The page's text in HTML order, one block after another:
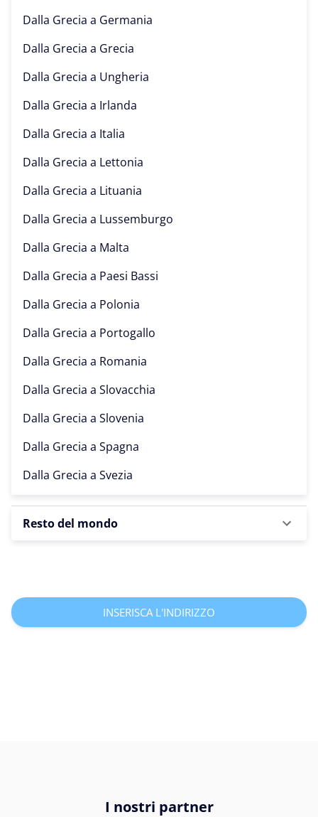
Dalla Grecia a Germania
Dalla Grecia a Grecia
Dalla Grecia a Ungheria
Dalla Grecia a Irlanda
Dalla Grecia a Italia
Dalla Grecia a Lettonia
Dalla Grecia a Lituania
Dalla Grecia a Lussemburgo
Dalla Grecia a Malta
Dalla Grecia a Paesi Bassi
Dalla Grecia a Polonia
Dalla Grecia a Portogallo
Dalla Grecia a Romania
Dalla Grecia a Slovacchia
Dalla Grecia a Slovenia
Dalla Grecia a Spagna
Dalla Grecia a Svezia
Resto del mondo
INSERISCA L'INDIRIZZO
I nostri partner